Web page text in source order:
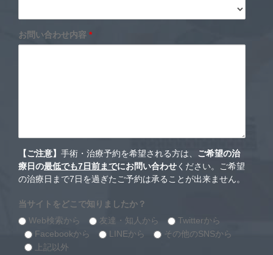
お問い合わせ内容 *
【ご注意】 手術・治療予約を希望される方は、 ご希望の治
療日の最低でも7日前までにお問い合わせください。ご希望
の治療日まで7日を過ぎたご予約は承ることが出来ません。
当サイトをどこで知りましたか？
Web検索から
友達・知人から
Twitterから
Facebookから
LINEから
その他のSNSから
上記以外